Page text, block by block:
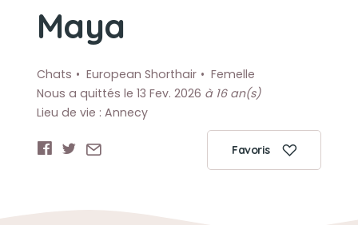
Maya
Chats European Shorthair
Femelle
Nous a quittés le 13 Fev. 2026 à 16 an(s)
Lieu de vie : Annecy
Favoris